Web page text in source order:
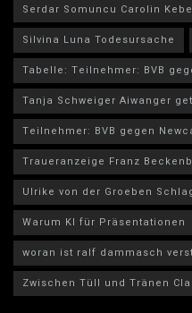
Serdar Somuncu Carolin
Silvina Luna Todesursache
Tabelle: Teilnehmer: BVB
Tanja Schweiger Aiwanger
Teilnehmer: BVB gegen
Traueranzeige Franz
Ulrike von der Groeben
Warum KI für Präsentationen
woran ist ralf dammasch
Zwischen Tüll und Tränen